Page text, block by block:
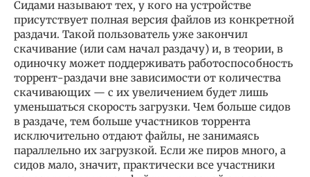
Сидами называют тех, у кого на устройстве
присутствует полная версия файлов из конкретной
раздачи. Такой пользователь уже закончил
скачивание (или сам начал раздачу) и, в теории, в
одиночку может поддерживать работоспособность
торрент-раздачи вне зависимости от количества
скачивающих — с их увеличением будет лишь
уменьшаться скорость загрузки. Чем больше сидов
в раздаче, тем больше участников торрента
исключительно отдают файлы, не занимаясь
параллельно их загрузкой. Если же пиров много, а
сидов мало, значит, практически все участники